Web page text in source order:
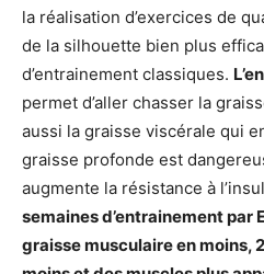
la réalisation d’exercices de
de la silhouette bien plus
d’entrainement classiques.
permet d’aller chasser la
aussi la graisse viscérale qui
graisse profonde est
augmente la résistance à
semaines d’entrainement par
graisse musculaire en moins,